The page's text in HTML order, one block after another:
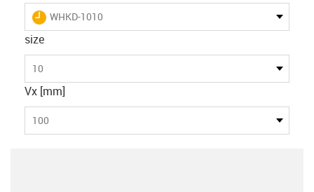
igus-icon-lieferzeit
WHKD-1010
size
10
Vx [mm]
100